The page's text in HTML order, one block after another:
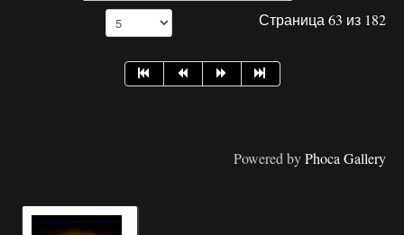
Страница 63 из 182
Powered byPhoca Gallery